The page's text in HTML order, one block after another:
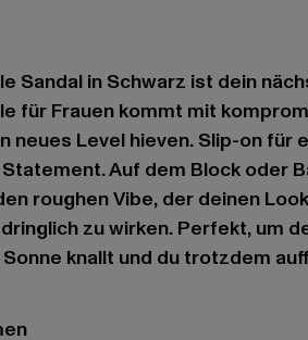
Sandal in Schwarz ist dein
für Frauen kommt mit
neues Level hieven. Slip-on für
Auf dem Block oder
roughen Vibe, der deinen
zu wirken. Perfekt, um
knallt und du trotzdem